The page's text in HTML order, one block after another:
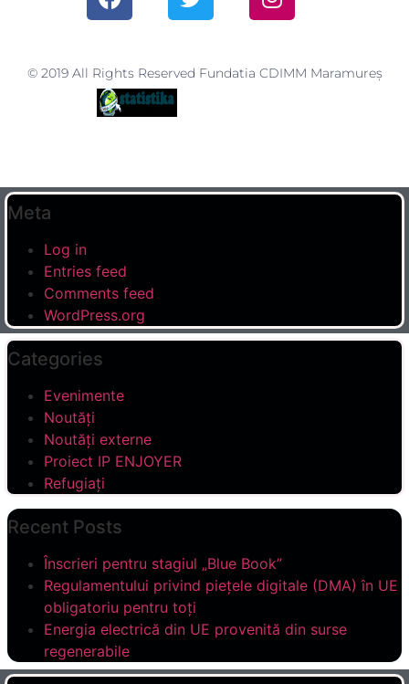
© 2019 All Rights Reserved Fundatia CDIMM Maramureș
Meta
Log in
Entries feed
Comments feed
WordPress.org
Categories
Evenimente
Noutăți
Noutăți externe
Proiect IP ENJOYER
Refugiați
Recent Posts
Înscrieri pentru stagiul „Blue Book”
Regulamentului privind piețele digitale (DMA) în UE
obligatoriu pentru toți
Energia electrică din UE provenită din surse
regenerabile